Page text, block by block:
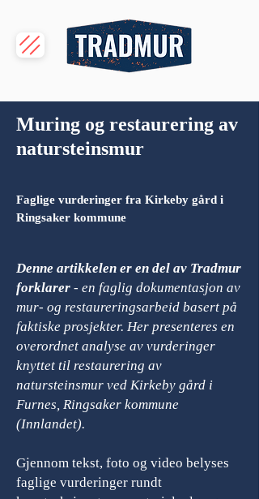
Muring og restaurering av
natursteinsmur
Faglige vurderinger fra Kirkeby gård i
Ringsaker kommune
Denne artikkelen er en del av Tradmur
forklarer - en faglig dokumentasjon av
mur- og restaureringsarbeid basert på
faktiske prosjekter. Her presenteres en
overordnet analyse av vurderinger
knyttet til restaurering av
natursteinsmur ved Kirkeby gård i
Furnes, Ringsaker kommune
(Innlandet).
Gjennom tekst, foto og video belyses
faglige vurderinger rundt